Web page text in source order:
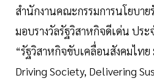
สำนักงานคณะกรรมการนโยบาย
มอบรางวัลรัฐวิสาหกิจดีเด่น ปร
“รัฐวิสาหกิจขับเคลื่อนสังคมไท
Driving Society, Delivering